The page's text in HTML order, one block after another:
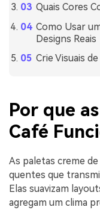
Quais Cores
Como Usar
Designs Reais
Crie Visuais
Por que
Café
As paletas creme
quentes que
Elas suavizam
agregam um clima